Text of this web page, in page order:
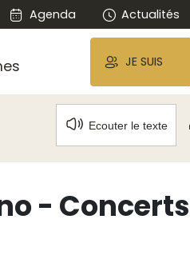
Agenda Actualités
JE SUIS
Ecouter le texte
-